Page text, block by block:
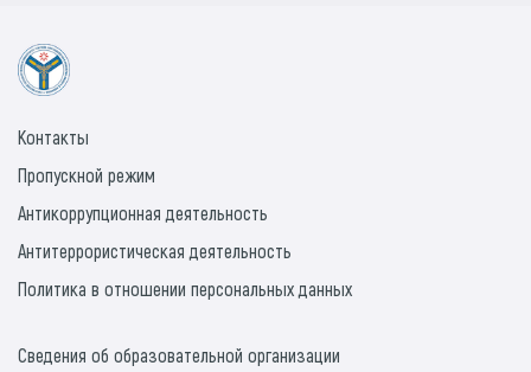
Контакты
Пропускной режим
Антикоррупционная деятельность
Антитеррористическая деятельность
Политика в отношении персональных данных
Сведения об образовательной организации